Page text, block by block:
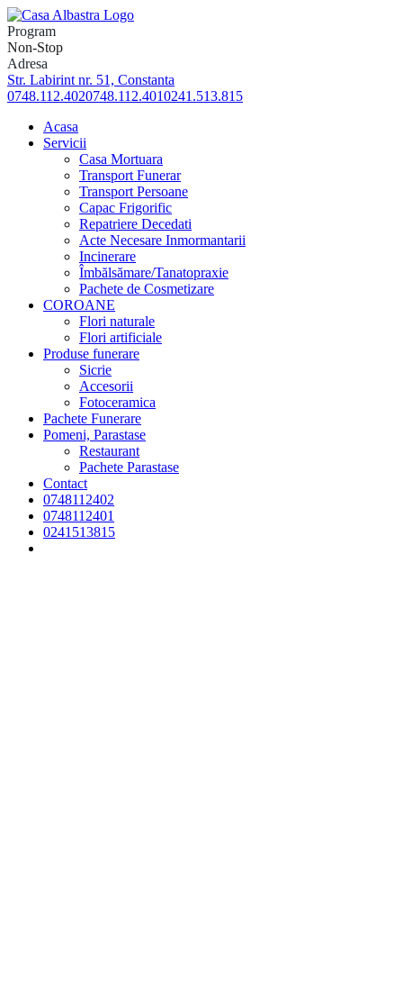
Skip
to
content
Program
Non-Stop
Adresa
Str. Labirint nr. 51, Constanta
0748.112.4020748.112.4010241.513.815
Acasa
Servicii
Casa Mortuara
Transport Funerar
Transport Persoane
Capac Frigorific
Repatriere Decedati
Acte Necesare Inmormantarii
Incinerare
Îmbălsămare/Tanatopraxie
Pachete de Cosmetizare
COROANE
Flori naturale
Flori artificiale
Produse funerare
Sicrie
Accesorii
Fotoceramica
Pachete Funerare
Pomeni, Parastase
Restaurant
Pachete Parastase
Contact
0748112402
0748112401
0241513815